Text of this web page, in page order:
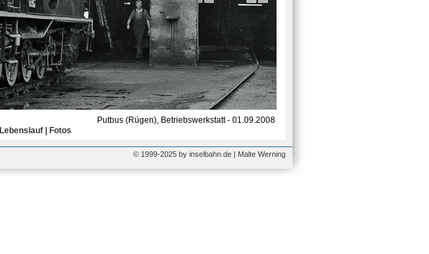
Putbus (Rügen), Betriebswerkstatt - 01.09.2008
Lebenslauf | Fotos
© 1999-2025 by inselbahn.de | Malte Werning